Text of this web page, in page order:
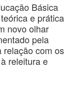
Básica
e prática
novo olhar
pela
relação com os
releitura e